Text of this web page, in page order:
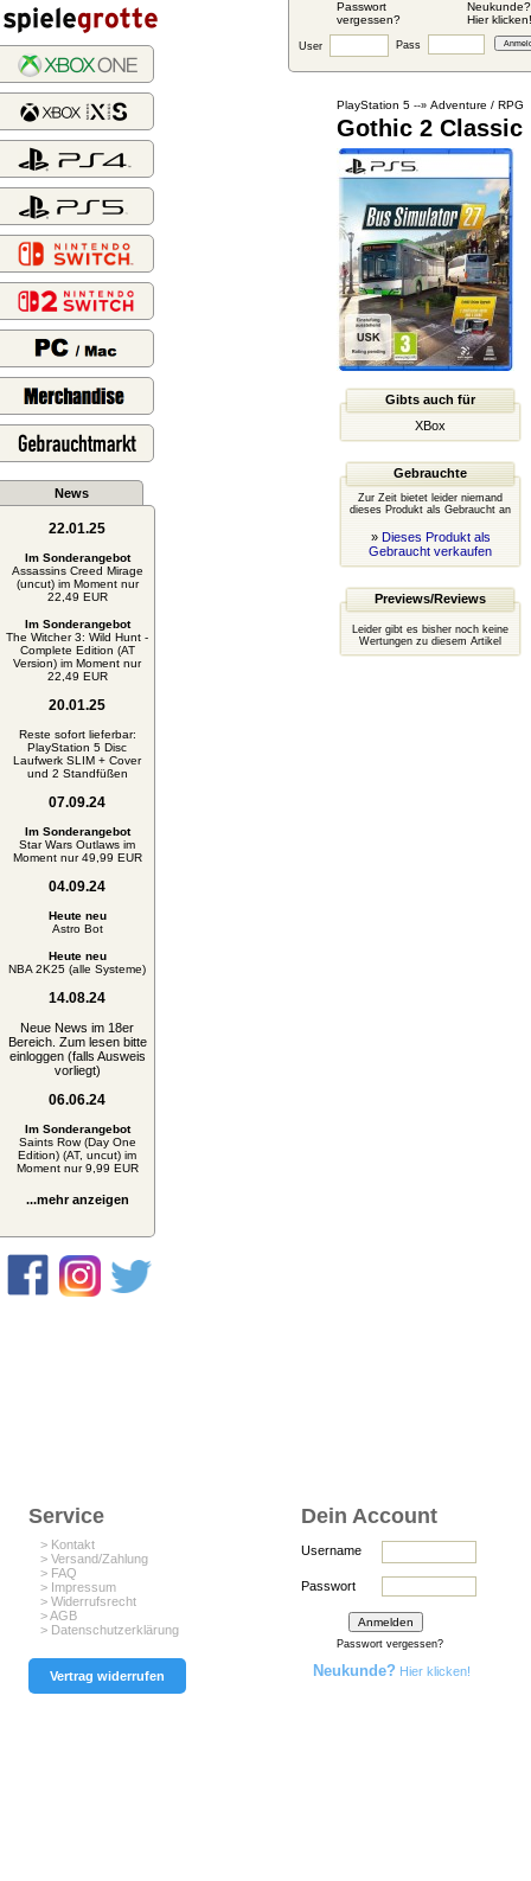
Passwort
vergessen?
Neukunde?
Hier klicken!
User Pass
News
22.01.25
Im Sonderangebot
Assassins Creed Mirage
(uncut) im Moment nur
22,49 EUR
Im Sonderangebot
The Witcher 3: Wild Hunt -
Complete Edition (AT
Version) im Moment nur
22,49 EUR
20.01.25
Reste sofort lieferbar:
PlayStation 5 Disc
Laufwerk SLIM + Cover
und 2 Standfüßen
07.09.24
Im Sonderangebot
Star Wars Outlaws im
Moment nur 49,99 EUR
04.09.24
Heute neu
Astro Bot
Heute neu
NBA 2K25 (alle Systeme)
14.08.24
Neue News im 18er
Bereich. Zum lesen bitte
einloggen (falls Ausweis
vorliegt)
06.06.24
Im Sonderangebot
Saints Row (Day One
Edition) (AT, uncut) im
Moment nur 9,99 EUR
...mehr anzeigen
PlayStation 5 --» Adventure / RPG
Gothic 2 Classic
Gibts auch für
XBox
Gebrauchte
Zur Zeit bietet leider niemand
dieses Produkt als Gebraucht an
» Dieses Produkt als
Gebraucht verkaufen
Previews/Reviews
Leider gibt es bisher noch keine
Wertungen zu diesem Artikel
Service
> Kontakt
> Versand/Zahlung
> FAQ
> Impressum
> Widerrufsrecht
> AGB
> Datenschutzerklärung
Vertrag widerrufen
Dein Account
Username
Passwort
Passwort vergessen?
Neukunde? Hier klicken!